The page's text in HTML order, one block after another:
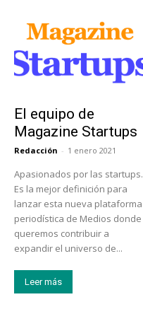
El equipo de
Magazine Startups
Redacción - 1 enero 2021
Apasionados por las startups.
Es la mejor definición para
lanzar esta nueva plataforma
periodística de Medios donde
queremos contribuir a
expandir el universo de...
Leer más